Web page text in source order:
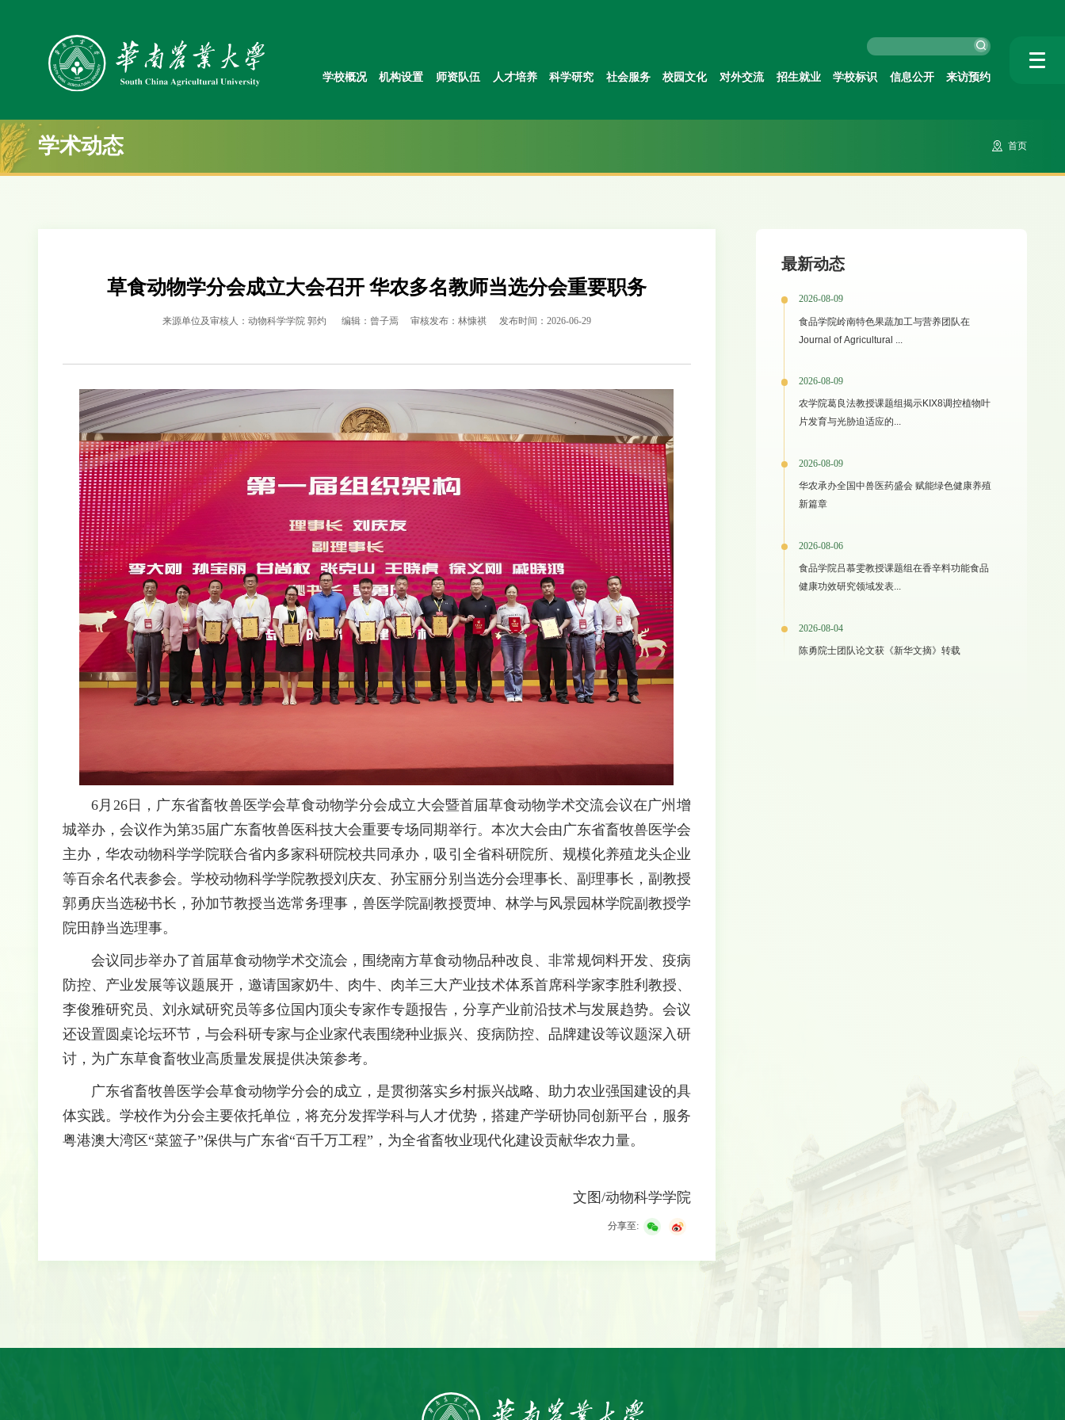
学校概况 机构设置 师资队伍 人才培养 科学研究 社会服务 校园文化 对外交流 招生就业 学校标识 信息公开 来访预约
学术动态 首页
草食动物学分会成立大会召开 华农多名教师当选分会重要职务
来源单位及审核人：动物科学学院 郭灼 编辑：曾子焉 审核发布：林慷祺 发布时间：2026-06-29
6月26日，广东省畜牧兽医学会草食动物学分会成立大会暨首届草食动物学术交流会议在广州增
城举办，会议作为第35届广东畜牧兽医科技大会重要专场同期举行。本次大会由广东省畜牧兽医学会
主办，华农动物科学学院联合省内多家科研院校共同承办，吸引全省科研院所、规模化养殖龙头企业
等百余名代表参会。学校动物科学学院教授刘庆友、孙宝丽分别当选分会理事长、副理事长，副教授
郭勇庆当选秘书长，孙加节教授当选常务理事，兽医学院副教授贾坤、林学与风景园林学院副教授学
院田静当选理事。
会议同步举办了首届草食动物学术交流会，围绕南方草食动物品种改良、非常规饲料开发、疫病
防控、产业发展等议题展开，邀请国家奶牛、肉牛、肉羊三大产业技术体系首席科学家李胜利教授、
李俊雅研究员、刘永斌研究员等多位国内顶尖专家作专题报告，分享产业前沿技术与发展趋势。会议
还设置圆桌论坛环节，与会科研专家与企业家代表围绕种业振兴、疫病防控、品牌建设等议题深入研
讨，为广东草食畜牧业高质量发展提供决策参考。
广东省畜牧兽医学会草食动物学分会的成立，是贯彻落实乡村振兴战略、助力农业强国建设的具
体实践。学校作为分会主要依托单位，将充分发挥学科与人才优势，搭建产学研协同创新平台，服务
粤港澳大湾区“菜篮子”保供与广东省“百千万工程”，为全省畜牧业现代化建设贡献华农力量。
文图/动物科学学院
分享至:
最新动态
2026-08-09
食品学院岭南特色果蔬加工与营养团队在
Journal of Agricultural ...
2026-08-09
农学院葛良法教授课题组揭示KIX8调控植物叶
片发育与光胁迫适应的...
2026-08-09
华农承办全国中兽医药盛会 赋能绿色健康养殖
新篇章
2026-08-06
食品学院吕慕雯教授课题组在香辛料功能食品
健康功效研究领域发表...
2026-08-04
陈勇院士团队论文获《新华文摘》转载